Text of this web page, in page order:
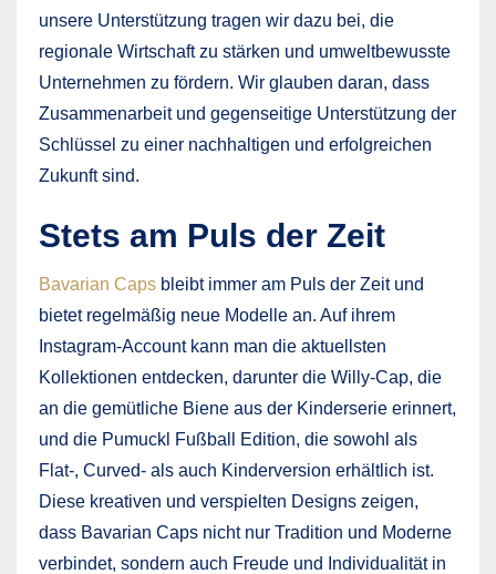
unsere Unterstützung tragen wir dazu bei, die
regionale Wirtschaft zu stärken und umweltbewusste
Unternehmen zu fördern. Wir glauben daran, dass
Zusammenarbeit und gegenseitige Unterstützung der
Schlüssel zu einer nachhaltigen und erfolgreichen
Zukunft sind.
Stets am Puls der Zeit
Bavarian Caps bleibt immer am Puls der Zeit und
bietet regelmäßig neue Modelle an. Auf ihrem
Instagram-Account kann man die aktuellsten
Kollektionen entdecken, darunter die Willy-Cap, die
an die gemütliche Biene aus der Kinderserie erinnert,
und die Pumuckl Fußball Edition, die sowohl als
Flat-, Curved- als auch Kinderversion erhältlich ist.
Diese kreativen und verspielten Designs zeigen,
dass Bavarian Caps nicht nur Tradition und Moderne
verbindet, sondern auch Freude und Individualität in